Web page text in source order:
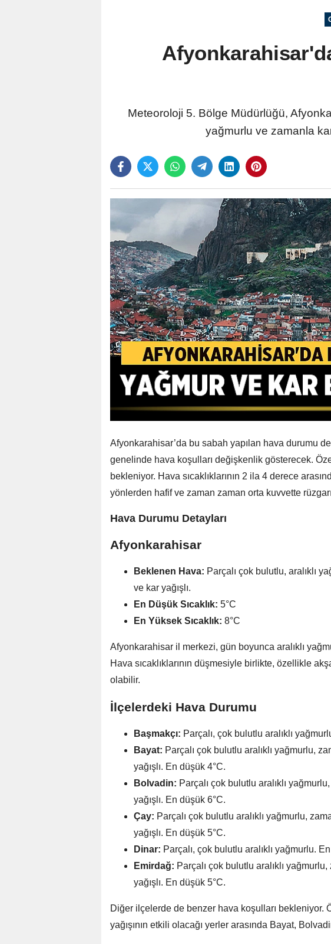
Meteoroloji 5. Bölge Müdürlüğü,
yağmurlu ve zamanla
Afyonkarahisar’da bu sabah yapılan hava durumu
genelinde hava koşulları değişkenlik gösterecek.
bekleniyor. Hava sıcaklıklarının 2 ila 4 derece
yönlerden hafif ve zaman zaman orta kuvvette
Hava Durumu Detayları
Afyonkarahisar
Beklenen Hava: Parçalı çok bulutlu, aralıklı
ve kar yağışlı.
En Düşük Sıcaklık: 5°C
En Yüksek Sıcaklık: 8°C
Afyonkarahisar il merkezi, gün boyunca aralıklı
Hava sıcaklıklarının düşmesiyle birlikte, özellikle
olabilir.
İlçelerdeki Hava Durumu
Başmakçı: Parçalı, çok bulutlu aralıklı
Bayat: Parçalı çok bulutlu aralıklı yağmurlu,
yağışlı. En düşük 4°C.
Bolvadin: Parçalı çok bulutlu aralıklı
yağışlı. En düşük 6°C.
Çay: Parçalı çok bulutlu aralıklı yağmurlu,
yağışlı. En düşük 5°C.
Dinar: Parçalı, çok bulutlu aralıklı yağmurlu.
Emirdağ: Parçalı çok bulutlu aralıklı
yağışlı. En düşük 5°C.
Diğer ilçelerde de benzer hava koşulları bekleniyor.
yağışının etkili olacağı yerler arasında Bayat,